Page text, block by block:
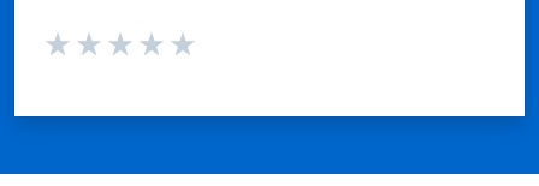
Valuta da 1 a 5 stelle la pagina